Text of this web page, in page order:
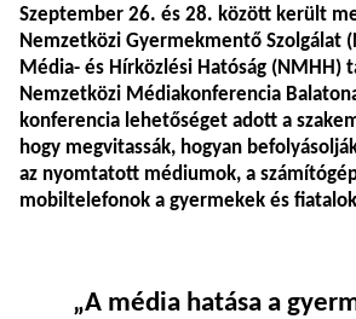
Szeptember 26. és 28. között került
Nemzetközi Gyermekmentő Szolgálat
Média- és Hírközlési Hatóság (NMHH)
Nemzetközi Médiakonferencia
konferencia lehetőséget adott a
hogy megvitassák, hogyan
az nyomtatott médiumok, a
mobiltelefonok a gyermekek és
„A média hatása a